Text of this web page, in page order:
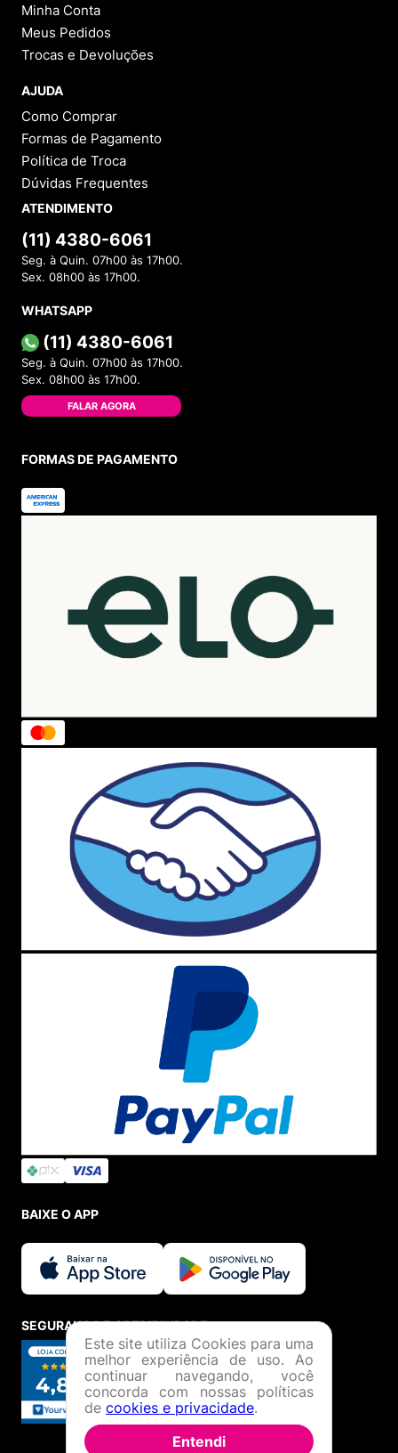
Minha Conta
Meus Pedidos
Trocas e Devoluções
AJUDA
Como Comprar
Formas de Pagamento
Política de Troca
Dúvidas Frequentes
ATENDIMENTO
(11) 4380-6061
Seg. à Quin. 07h00 às 17h00.
Sex. 08h00 às 17h00.
WHATSAPP
(11) 4380-6061
Seg. à Quin. 07h00 às 17h00.
Sex. 08h00 às 17h00.
FALAR AGORA
FORMAS DE PAGAMENTO
BAIXE O APP
SEGURANÇA E CREDIBILIDADE
Este site utiliza Cookies para uma
melhor experiência de uso. Ao
continuar navegando, você
concorda com nossas políticas
de cookies e privacidade.
Entendi